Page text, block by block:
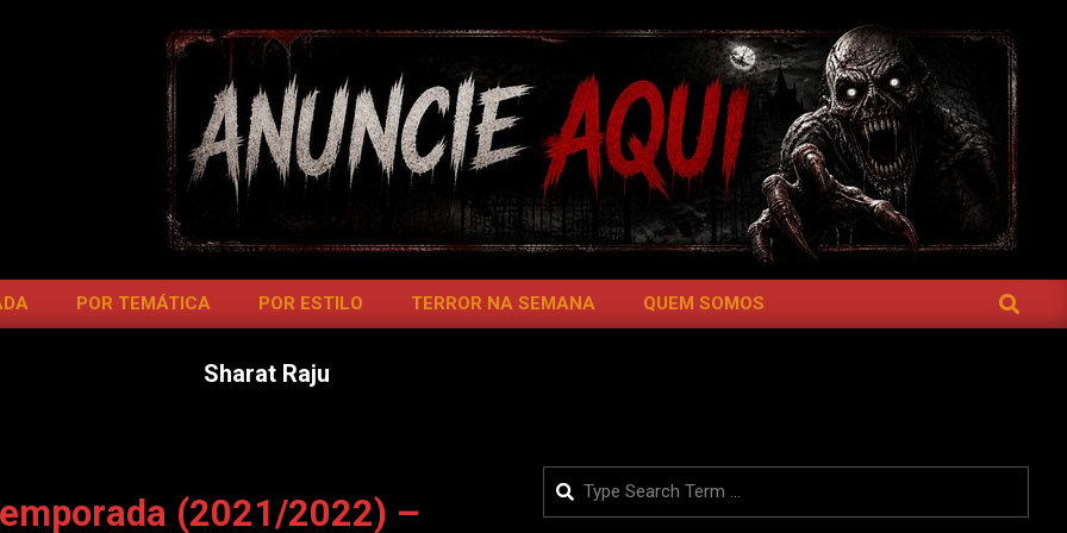
POR TEMÁTICA POR ESTILO TERROR NA SEMANA QUEM SOMOS SEARCH
Sharat Raju
(2021/2022) –
Search